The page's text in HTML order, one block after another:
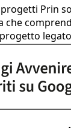
Prin
che